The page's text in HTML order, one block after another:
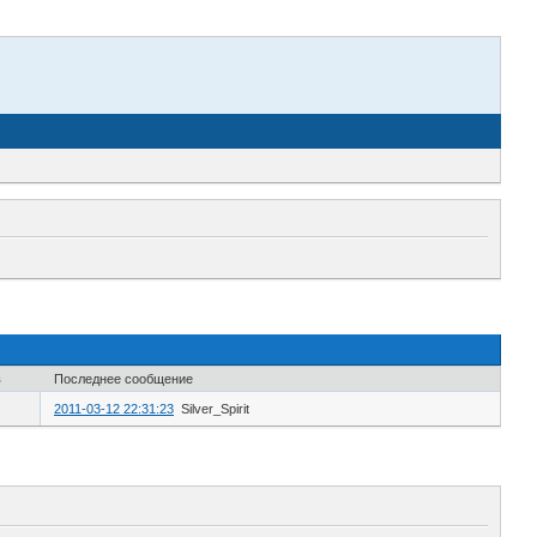
Последнее сообщение
2011-03-12 22:31:23 Silver_Spirit